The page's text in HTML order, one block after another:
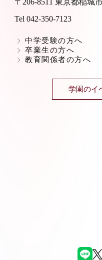
〒206-8511 東京都稲城
Tel 042-350-7123
中学受験の方へ
卒業生の方へ
教育関係者の方へ
学園のイ